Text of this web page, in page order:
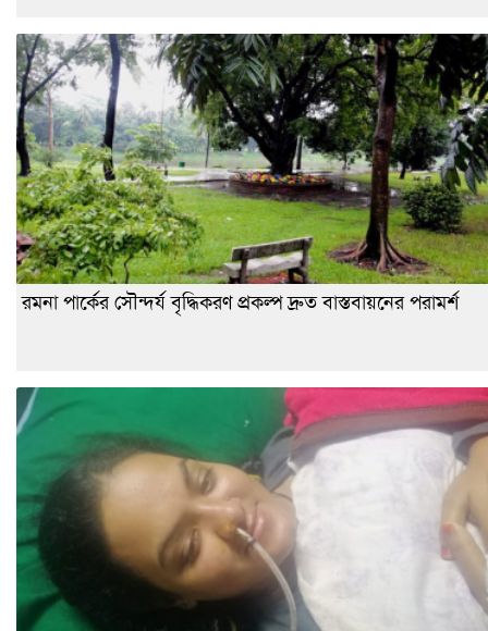
রমনা পার্কের সৌন্দর্য বৃদ্ধিকরণ প্রকল্প দ্রুত বাস্তবায়নের পরামর্শ